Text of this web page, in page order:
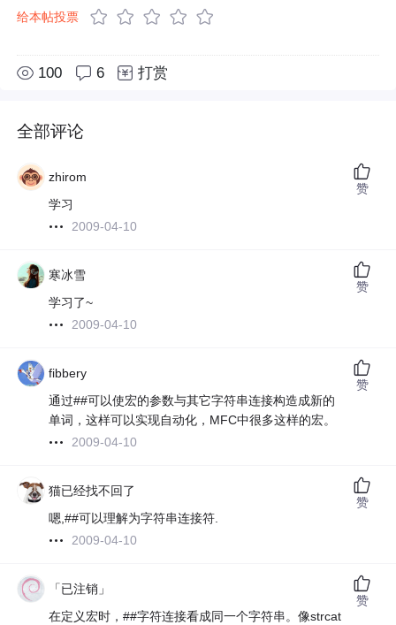
给本帖投票
100 6 打赏
全部评论
zhirom
学习
2009-04-10
赞
寒冰雪
学习了~
2009-04-10
赞
fibbery
通过##可以使宏的参数与其它字符串连接构造成新的
单词，这样可以实现自动化，MFC中很多这样的宏。
2009-04-10
赞
猫已经找不回了
嗯,##可以理解为字符串连接符.
2009-04-10
赞
「已注销」
在定义宏时，##字符连接看成同一个字符串。像strcat
赞